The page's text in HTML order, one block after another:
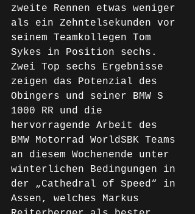
zweite Rennen etwas weniger
als ein Zehntelsekunden vor
seinem Teamkollegen Tom
Sykes in Position sechs.
Zwei Top sechs Ergebnisse
zeigen das Potenzial des
Obingers und seiner BMW S
1000 RR und die
hervorragende Arbeit des
BMW Motorrad WorldSBK Teams
an diesem Wochenende unter
winterlichen Bedingungen in
der „Cathedral of Speed“ in
Assen, welches Markus